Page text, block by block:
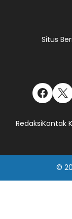
Situs
RedaksiKontak
©